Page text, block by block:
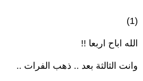
(1)
الله اباح اربعا !!
وانت الثالثة بعد .. ذهب الفرات ..